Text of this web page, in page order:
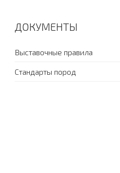
ДОКУМЕНТЫ
Выставочные правила
Стандарты пород